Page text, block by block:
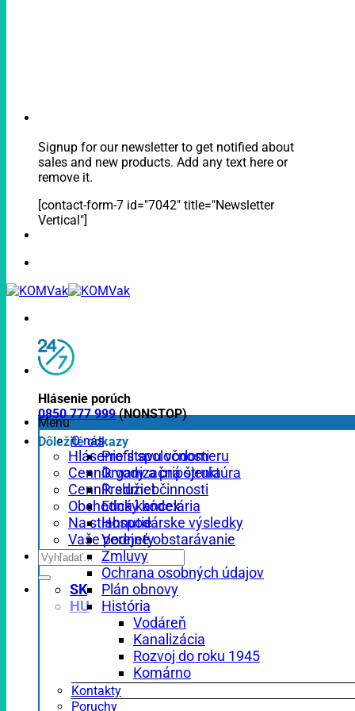
Signup for our newsletter to get notified about
sales and new products. Add any text here or
remove it.
[contact-form-7 id="7042" title="Newsletter
Vertical"]
Hlásenie porúch
0850 777 999(NONSTOP)
Dôležité odkazy
Hlásenie stavu vodomeru
Cenník vody a pripojenia
Cenník služieb
Obchodná kancelária
Na stiahnutie
Vaše podnety
SK
HU
Menu
O nás
Profil spoločnosti
Organizačná štruktúra
Predmet činnosti
Etický kódex
Hospodárske výsledky
Verejné obstarávanie
Zmluvy
Ochrana osobných údajov
Plán obnovy
História
Vodáreň
Kanalizácia
Rozvoj do roku 1945
Komárno
Kontakty
Poruchy